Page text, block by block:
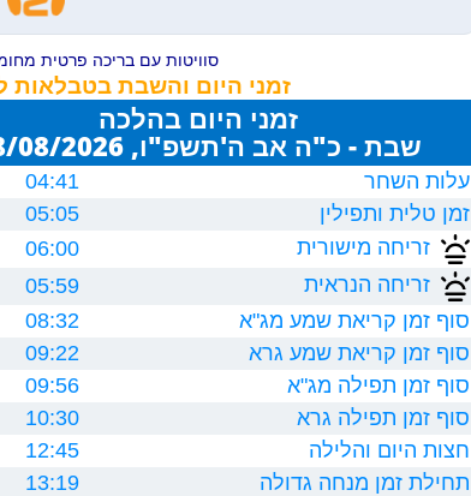
סוויטות עם בריכה פרטית מחוממת
זמני היום והשבת בטבלאות
זמני היום בהלכה
שבת - כ"ה אב ה'תשפ"ו, 08/08/2026
עלות השחר
04:41
זמן טלית ותפילין
05:05
זריחה מישורית
06:00
זריחה הנראית
05:59
סוף זמן קריאת שמע מג"א
08:32
סוף זמן קריאת שמע גרא
09:22
סוף זמן תפילה מג"א
09:56
סוף זמן תפילה גרא
10:30
חצות היום והלילה
12:45
תחילת זמן מנחה גדולה
13:19